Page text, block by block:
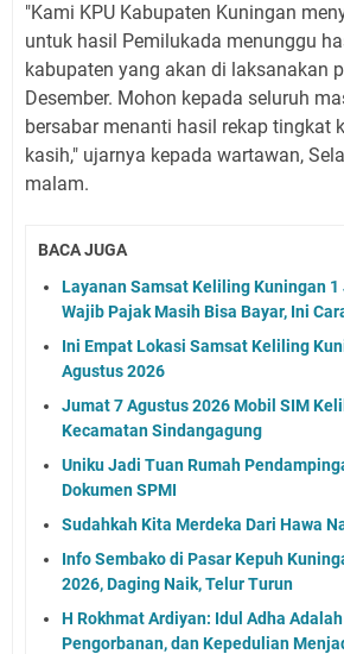
"Kami KPU Kabupaten Kuningan
untuk hasil Pemilukada menunggu
kabupaten yang akan di laksanakan
Desember. Mohon kepada seluruh
bersabar menanti hasil rekap tingkat
kasih," ujarnya kepada wartawan,
malam.
BACA JUGA
Layanan Samsat Keliling Kuningan 1
Wajib Pajak Masih Bisa Bayar, Ini
Ini Empat Lokasi Samsat Keliling
Agustus 2026
Jumat 7 Agustus 2026 Mobil SIM
Kecamatan Sindangagung
Uniku Jadi Tuan Rumah
Dokumen SPMI
Sudahkah Kita Merdeka Dari Hawa
Info Sembako di Pasar Kepuh
2026, Daging Naik, Telur Turun
H Rokhmat Ardiyan: Idul Adha
Pengorbanan, dan Kepedulian